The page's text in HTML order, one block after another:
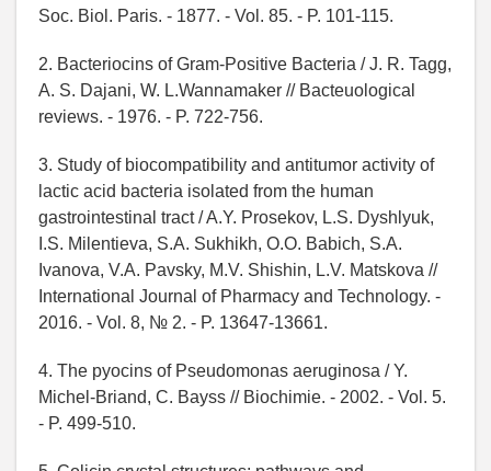
Soc. Biol. Paris. - 1877. - Vol. 85. - P. 101-115.
2. Bacteriocins of Gram-Positive Bacteria / J. R. Tagg,
A. S. Dajani, W. L.Wannamaker // Bacteuological
reviews. - 1976. - P. 722-756.
3. Study of biocompatibility and antitumor activity of
lactic acid bacteria isolated from the human
gastrointestinal tract / A.Y. Prosekov, L.S. Dyshlyuk,
I.S. Milentieva, S.A. Sukhikh, O.O. Babich, S.A.
Ivanova, V.A. Pavsky, M.V. Shishin, L.V. Matskova //
International Journal of Pharmacy and Technology. -
2016. - Vol. 8, № 2. - P. 13647-13661.
4. The pyocins of Pseudomonas aeruginosa / Y.
Michel-Briand, C. Bayss // Biochimie. - 2002. - Vol. 5.
- P. 499-510.